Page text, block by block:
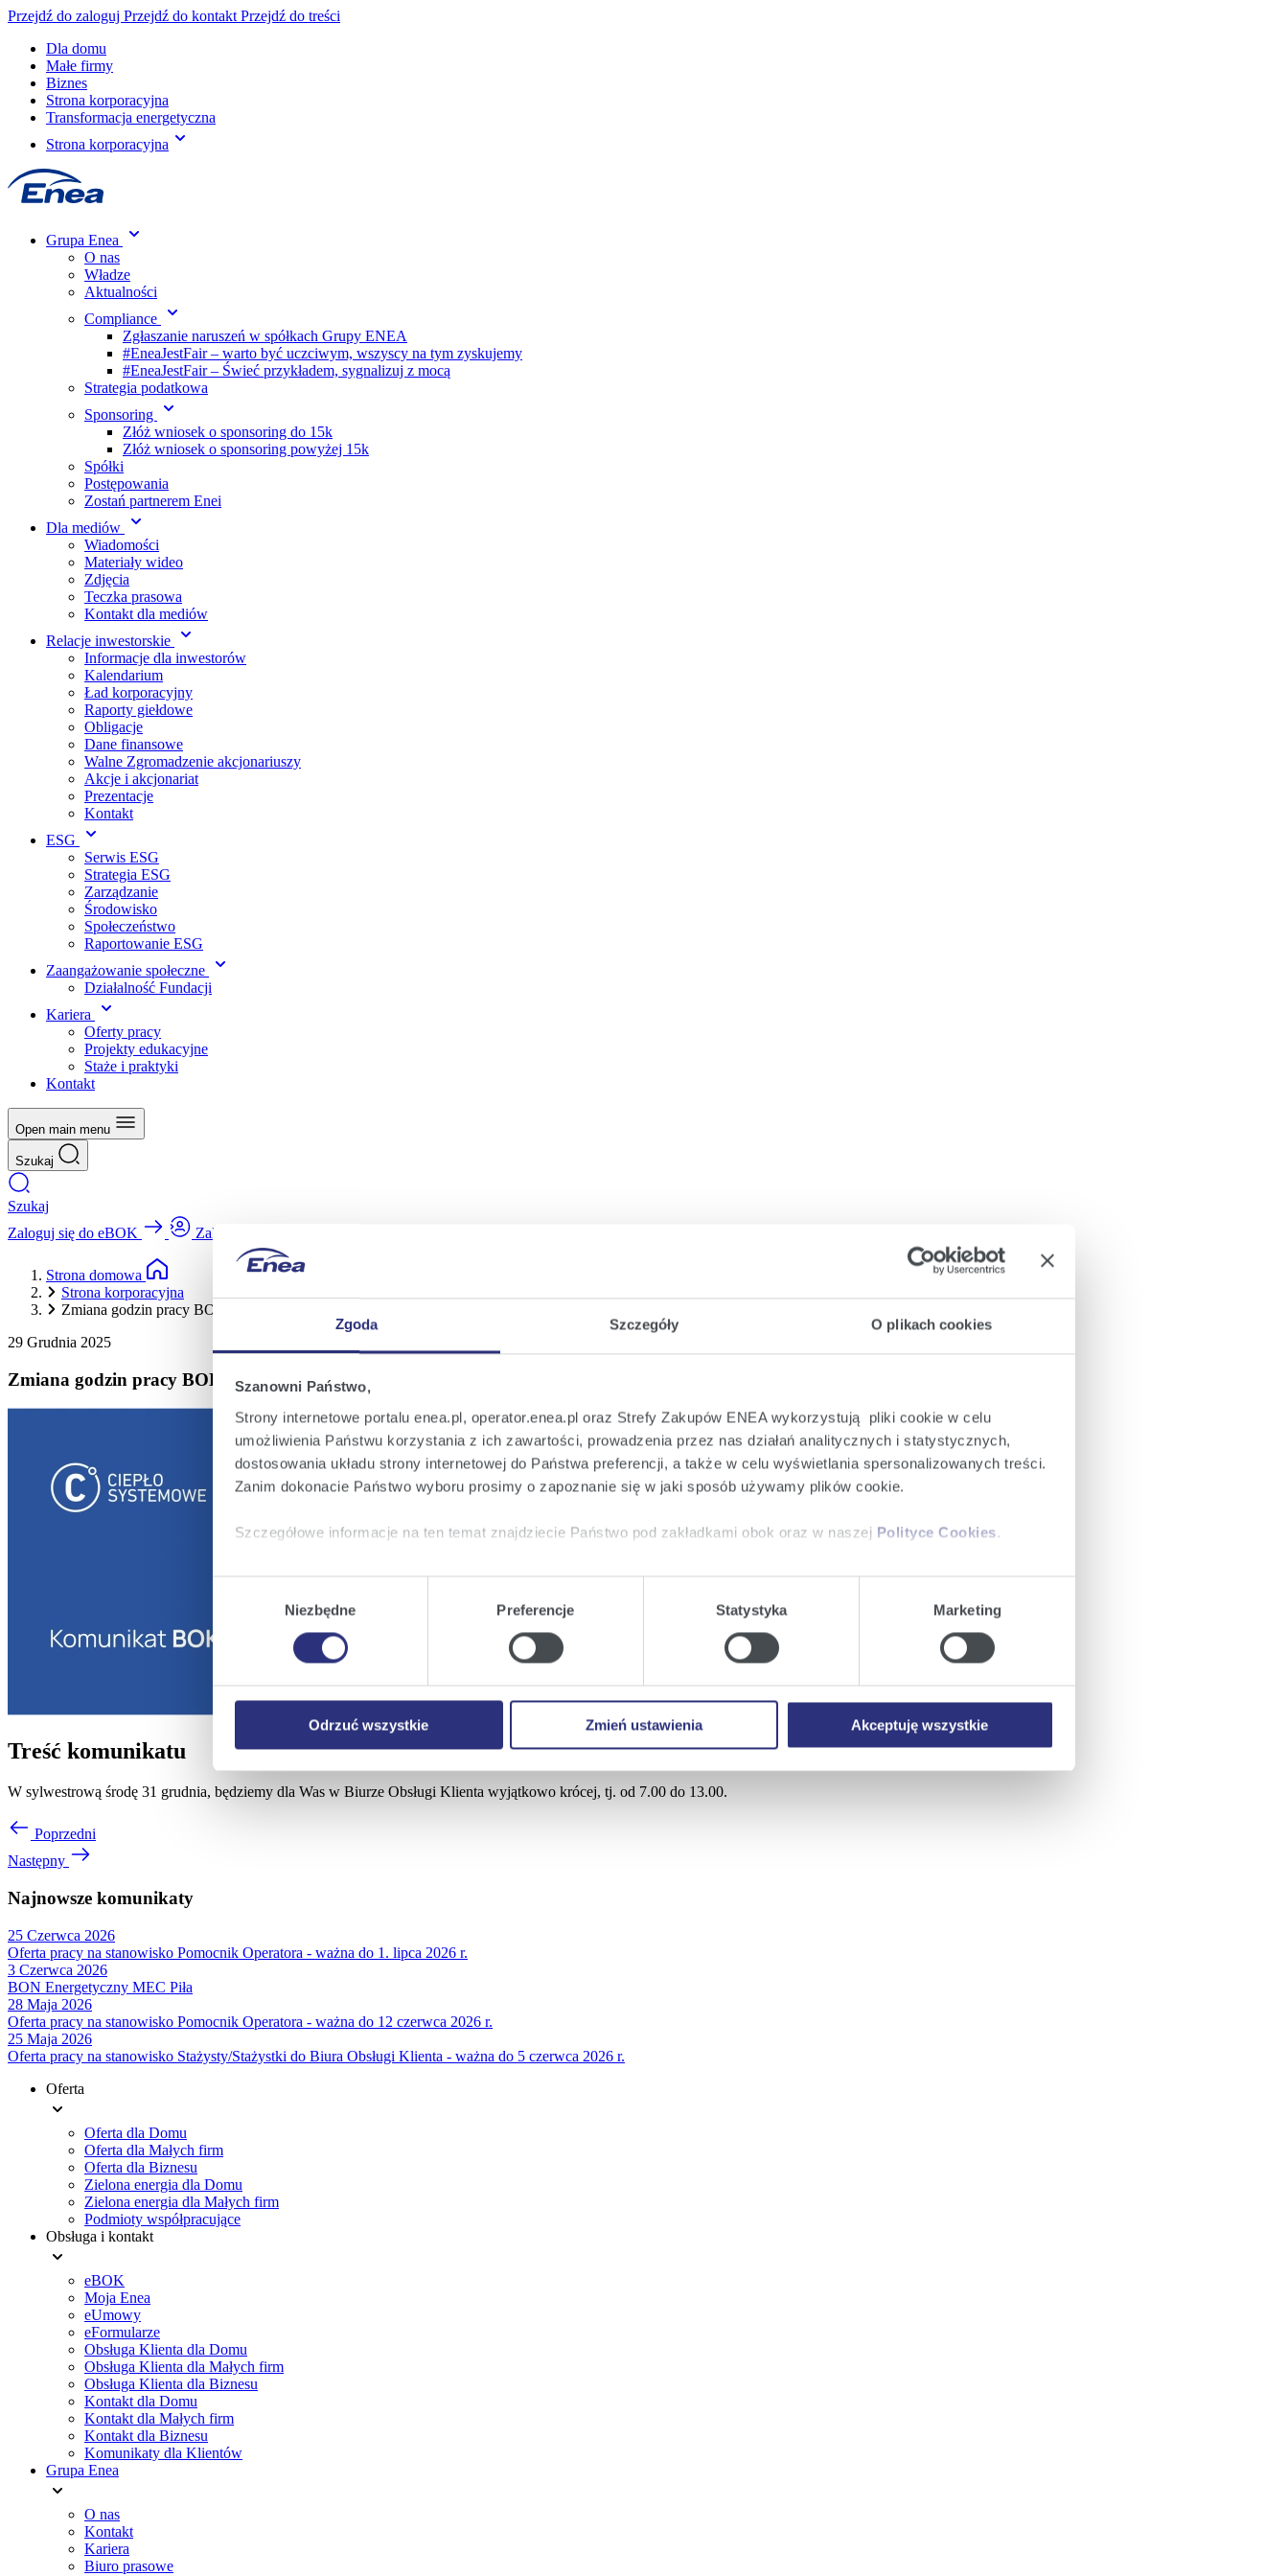
Zgoda Szczegóły O plikach cookies
Szanowni Państwo,
Strony internetowe portalu enea.pl, operator.enea.pl oraz Strefy Zakupów ENEA wykorzystują pliki cookie w celu
umożliwienia Państwu korzystania z ich zawartości, prowadzenia przez nas działań analitycznych i statystycznych,
dostosowania układu strony internetowej do Państwa preferencji, a także w celu wyświetlania spersonalizowanych treści.
Zanim dokonacie Państwo wyboru prosimy o zapoznanie się w jaki sposób używamy plików cookie.
Szczegółowe informacje na ten temat znajdziecie Państwo pod zakładkami obok oraz w naszej Polityce Cookies.
KlikającAkceptuję wszystkiewyrażają Państwo zgodę na umieszczenie wszystkich rodzajów plików cookie z
których korzystamy, na Państwa urządzeniu.
Zmień ustawienia
, możecie Państwo wybrać jakie rodzaje plików cookie będziemy umieszczać w Państwa
urządzeniu.
Niezbędne Preferencje Statystyka Marketing
Odrzuć wszystkie Zmień ustawienia Akceptuję wszystkie
Przejdź do zaloguj Przejdź do kontakt Przejdź do treści
Dla domu
Małe firmy
Biznes
Strona korporacyjna
Transformacja energetyczna
Strona korporacyjna
Grupa Enea
O nas
Władze
Aktualności
Compliance
Zgłaszanie naruszeń w spółkach Grupy ENEA
#EneaJestFair – warto być uczciwym, wszyscy na tym zyskujemy
#EneaJestFair – Świeć przykładem, sygnalizuj z mocą
Strategia podatkowa
Sponsoring
Złóż wniosek o sponsoring do 15k
Złóż wniosek o sponsoring powyżej 15k
Spółki
Postępowania
Zostań partnerem Enei
Dla mediów
Wiadomości
Materiały wideo
Zdjęcia
Teczka prasowa
Kontakt dla mediów
Relacje inwestorskie
Informacje dla inwestorów
Kalendarium
Ład korporacyjny
Raporty giełdowe
Obligacje
Dane finansowe
Walne Zgromadzenie akcjonariuszy
Akcje i akcjonariat
Prezentacje
Kontakt
ESG
Serwis ESG
Strategia ESG
Zarządzanie
Środowisko
Społeczeństwo
Raportowanie ESG
Zaangażowanie społeczne
Działalność Fundacji
Kariera
Oferty pracy
Projekty edukacyjne
Staże i praktyki
Kontakt
Open main menu
Szukaj
Szukaj
Zaloguj się do eBOK
Zaloguj się do eBOK
Strona domowa
Strona korporacyjna
Zmiana godzin pracy BOK w dniu 31 grudnia
29 Grudnia 2025
Zmiana godzin pracy BOK w dniu 31 grudnia
Treść komunikatu
W sylwestrową środę 31 grudnia, będziemy dla Was w Biurze Obsługi Klienta wyjątkowo krócej, tj. od 7.00 do 13.00.
Poprzedni
Następny
Najnowsze komunikaty
25 Czerwca 2026
Oferta pracy na stanowisko Pomocnik Operatora - ważna do 1. lipca 2026 r.
3 Czerwca 2026
BON Energetyczny MEC Piła
28 Maja 2026
Oferta pracy na stanowisko Pomocnik Operatora - ważna do 12 czerwca 2026 r.
25 Maja 2026
Oferta pracy na stanowisko Stażysty/Stażystki do Biura Obsługi Klienta - ważna do 5 czerwca 2026 r.
Menu
Oferta
Oferta dla Domu
Oferta dla Małych firm
Oferta dla Biznesu
Zielona energia dla Domu
Zielona energia dla Małych firm
Podmioty współpracujące
Obsługa i kontakt
eBOK
Moja Enea
eUmowy
eFormularze
Obsługa Klienta dla Domu
Obsługa Klienta dla Małych firm
Obsługa Klienta dla Biznesu
Kontakt dla Domu
Kontakt dla Małych firm
Kontakt dla Biznesu
Komunikaty dla Klientów
Grupa Enea
O nas
Kontakt
Kariera
Biuro prasowe